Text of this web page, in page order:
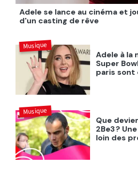
Adele se lance au cinéma et
d'un casting de rêve
Adele à la
Super
paris sont
Musique
Que
2Be3 ?
loin des
Musique